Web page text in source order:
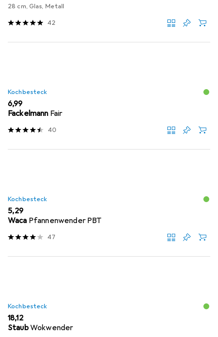
28 cm, Glas, Metall
42
Kochbesteck
EUR
6,99
Fackelmann Fair
40
Kochbesteck
EUR
5,29
Waca Pfannenwender PBT
47
Kochbesteck
EUR
18,12
StaubWokwender